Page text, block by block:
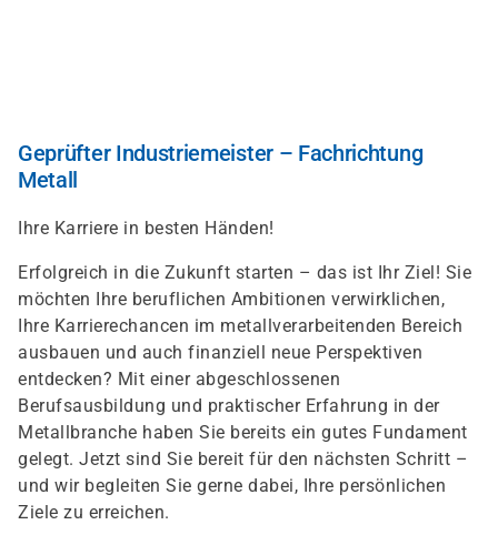
Geprüfter Industriemeister – Fachrichtung
Metall
Ihre Karriere in besten Händen!
Erfolgreich in die Zukunft starten – das ist Ihr Ziel! Sie
möchten Ihre beruflichen Ambitionen verwirklichen,
Ihre Karrierechancen im metallverarbeitenden Bereich
ausbauen und auch finanziell neue Perspektiven
entdecken? Mit einer abgeschlossenen
Berufsausbildung und praktischer Erfahrung in der
Metallbranche haben Sie bereits ein gutes Fundament
gelegt. Jetzt sind Sie bereit für den nächsten Schritt –
und wir begleiten Sie gerne dabei, Ihre persönlichen
Ziele zu erreichen.